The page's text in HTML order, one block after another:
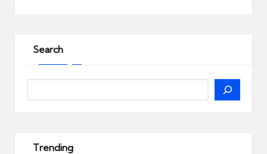
Search
Trending